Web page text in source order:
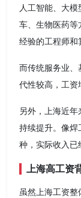
人工智能、大
车、生物医药等
经验的工程师和
而传统服务业
代性较高，工资
另外，上海近
持续提升。像焊
种，实际收入已
上海高工资
虽然上海工资整